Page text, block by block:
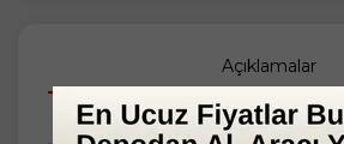
Açıklamalar
Taksit Seçenekleri